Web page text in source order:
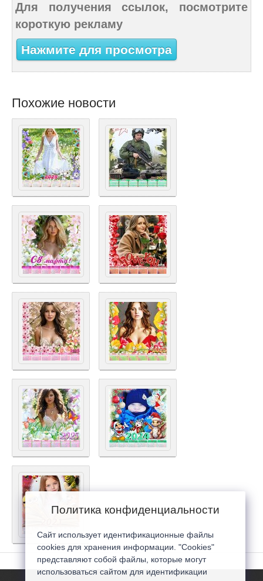
Для получения ссылок, посмотрите
короткую рекламу
Нажмите для просмотра
Похожие новости
Политика конфиденциальности
Сайт использует идентификационные файлы
cookies для хранения информации. "Cookies"
представляют собой файлы, которые могут
использоваться сайтом для идентификации